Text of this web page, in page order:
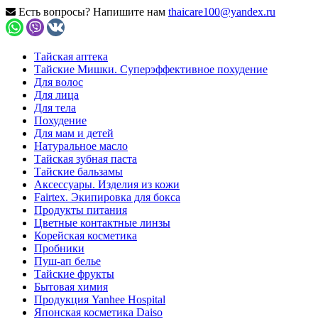
Есть вопросы? Напишите нам thaicare100@yandex.ru
Тайская аптека
Тайские Мишки. Суперэффективное похудение
Для волос
Для лица
Для тела
Похудение
Для мам и детей
Натуральное масло
Тайская зубная паста
Тайские бальзамы
Аксессуары. Изделия из кожи
Fairtex. Экипировка для бокса
Продукты питания
Цветные контактные линзы
Корейская косметика
Пробники
Пуш-ап белье
Тайские фрукты
Бытовая химия
Продукция Yanhee Hospital
Японская косметика Daiso